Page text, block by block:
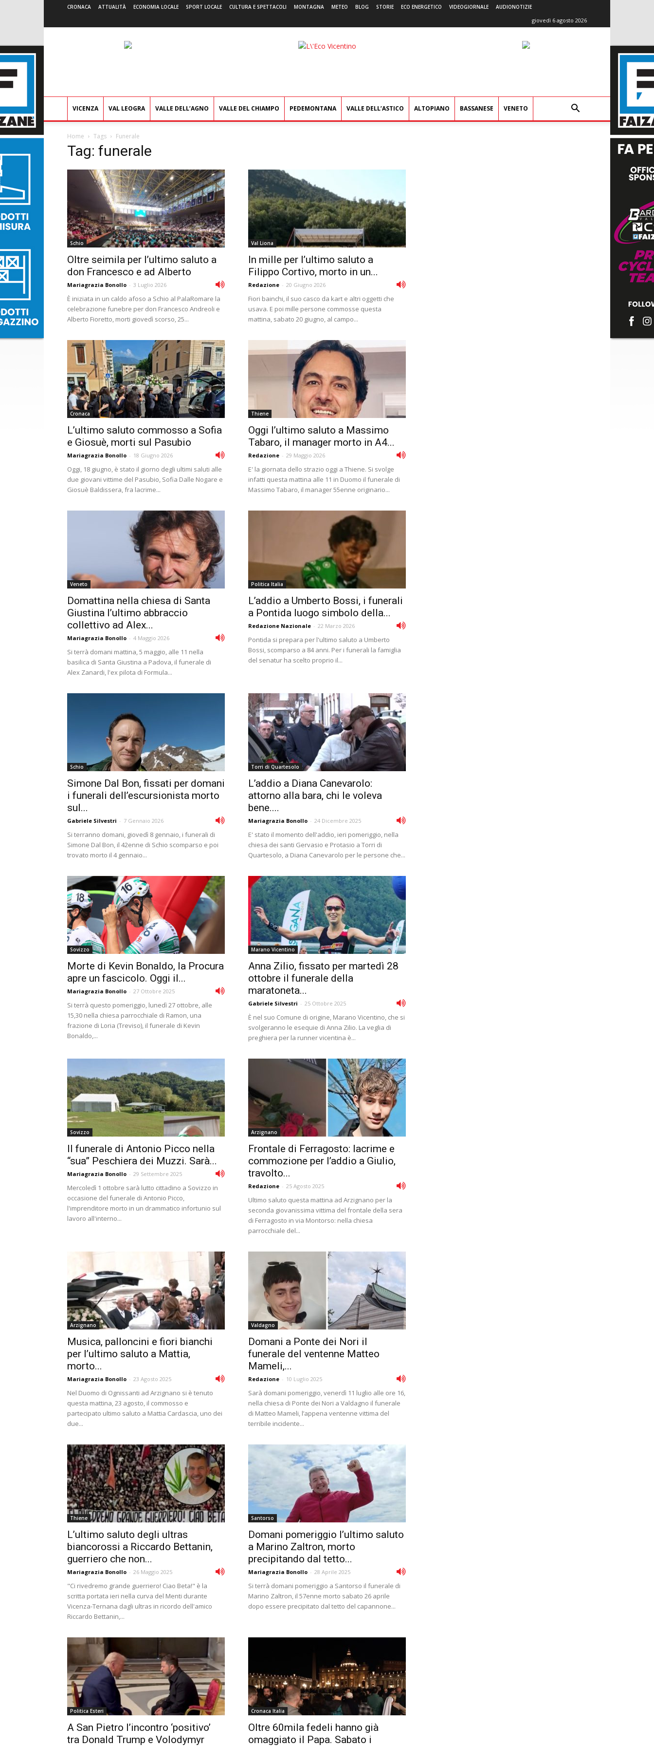
CRONACA ATTUALITÀ ECONOMIA LOCALE SPORT LOCALE CULTURA E SPETTACOLI MONTAGNA METEO BLOG STORIE ECO ENERGETICO VIDEOGIORNALE AUDIONOTIZIE
giovedì 6 agosto 2026
L'Eco
VICENZA VAL LEOGRA VALLE DELL’AGNO VALLE DEL CHIAMPO PEDEMONTANA VALLE DELL’ASTICO ALTOPIANO BASSANESE VENETO
Home Tags Funerale
Tag: funerale
Schio
Oltre seimila per l’ultimo saluto a
don Francesco e ad Alberto
Mariagrazia Bonollo - 3 Luglio 2026
È iniziata in un caldo afoso a Schio al PalaRomare la
celebrazione funebre per don Francesco Andreoli e
Alberto Fioretto, morti giovedì scorso, 25...
Val Liona
In mille per l’ultimo saluto a
Filippo Cortivo, morto in un...
Redazione - 20 Giugno 2026
Fiori bainchi, il suo casco da kart e altri oggetti che
usava. E poi mille persone commosse questa
mattina, sabato 20 giugno, al campo...
Cronaca
L’ultimo saluto commosso a Sofia
e Giosuè, morti sul Pasubio
Mariagrazia Bonollo - 18 Giugno 2026
Oggi, 18 giugno, è stato il giorno degli ultimi saluti alle
due giovani vittime del Pasubio, Sofia Dalle Nogare e
Giosuè Baldissera, fra lacrime...
Thiene
Oggi l’ultimo saluto a Massimo
Tabaro, il manager morto in A4...
Redazione - 29 Maggio 2026
E' la giornata dello strazio oggi a Thiene. Si svolge
infatti questa mattina alle 11 in Duomo il funerale di
Massimo Tabaro, il manager 55enne originario...
Veneto
Domattina nella chiesa di Santa
Giustina l’ultimo abbraccio
collettivo ad Alex...
Mariagrazia Bonollo - 4 Maggio 2026
Si terrà domani mattina, 5 maggio, alle 11 nella
basilica di Santa Giustina a Padova, il funerale di
Alex Zanardi, l'ex pilota di Formula...
Politica Italia
L’addio a Umberto Bossi, i funerali
a Pontida luogo simbolo della...
Redazione Nazionale - 22 Marzo 2026
Pontida si prepara per l'ultimo saluto a Umberto
Bossi, scomparso a 84 anni. Per i funerali la famiglia
del senatur ha scelto proprio il...
Schio
Simone Dal Bon, fissati per domani
i funerali dell’escursionista morto
sul...
Gabriele Silvestri - 7 Gennaio 2026
Si terranno domani, giovedì 8 gennaio, i funerali di
Simone Dal Bon, il 42enne di Schio scomparso e poi
trovato morto il 4 gennaio...
Torri di Quartesolo
L’addio a Diana Canevarolo:
attorno alla bara, chi le voleva
bene....
Mariagrazia Bonollo - 24 Dicembre 2025
E' stato il momento dell'addio, ieri pomeriggio, nella
chiesa dei santi Gervasio e Protasio a Torri di
Quartesolo, a Diana Canevarolo per le persone che...
Sovizzo
Morte di Kevin Bonaldo, la Procura
apre un fascicolo. Oggi il...
Mariagrazia Bonollo - 27 Ottobre 2025
Si terrà questo pomeriggio, lunedì 27 ottobre, alle
15,30 nella chiesa parrocchiale di Ramon, una
frazione di Loria (Treviso), il funerale di Kevin
Bonaldo,...
Marano Vicentino
Anna Zilio, fissato per martedì 28
ottobre il funerale della
maratoneta...
Gabriele Silvestri - 25 Ottobre 2025
È nel suo Comune di origine, Marano Vicentino, che si
svolgeranno le esequie di Anna Zilio. La veglia di
preghiera per la runner vicentina è...
Sovizzo
Il funerale di Antonio Picco nella
“sua” Peschiera dei Muzzi. Sarà...
Mariagrazia Bonollo - 29 Settembre 2025
Mercoledì 1 ottobre sarà lutto cittadino a Sovizzo in
occasione del funerale di Antonio Picco,
l'imprenditore morto in un drammatico infortunio sul
lavoro all'interno...
Arzignano
Frontale di Ferragosto: lacrime e
commozione per l’addio a Giulio,
travolto...
Redazione - 25 Agosto 2025
Ultimo saluto questa mattina ad Arzignano per la
seconda giovanissima vittima del frontale della sera
di Ferragosto in via Montorso: nella chiesa
parrocchiale del...
Arzignano
Musica, palloncini e fiori bianchi
per l’ultimo saluto a Mattia,
morto...
Mariagrazia Bonollo - 23 Agosto 2025
Nel Duomo di Ognissanti ad Arzignano si è tenuto
questa mattina, 23 agosto, il commosso e
partecipato ultimo saluto a Mattia Cardascia, uno dei
due...
Valdagno
Domani a Ponte dei Nori il
funerale del ventenne Matteo
Mameli,...
Redazione - 10 Luglio 2025
Sarà domani pomeriggio, venerdì 11 luglio alle ore 16,
nella chiesa di Ponte dei Nori a Valdagno il funerale
di Matteo Mameli, l’appena ventenne vittima del
terribile incidente...
Thiene
L’ultimo saluto degli ultras
biancorossi a Riccardo Bettanin,
guerriero che non...
Mariagrazia Bonollo - 26 Maggio 2025
"Ci rivedremo grande guerriero! Ciao Beta!" è la
scritta portata ieri nella curva del Menti durante
Vicenza-Ternana dagli ultras in ricordo dell'amico
Riccardo Bettanin,...
Santorso
Domani pomeriggio l’ultimo saluto
a Marino Zaltron, morto
precipitando dal tetto...
Mariagrazia Bonollo - 28 Aprile 2025
Si terrà domani pomeriggio a Santorso il funerale di
Marino Zaltron, il 57enne morto sabato 26 aprile
dopo essere precipitato dal tetto del capannone...
Politica Esteri
A San Pietro l’incontro ‘positivo’
tra Donald Trump e Volodymyr
Cronaca Italia
Oltre 60mila fedeli hanno già
omaggiato il Papa. Sabato i